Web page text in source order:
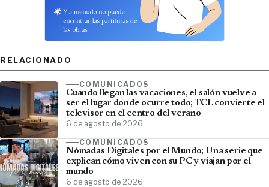
RELACIONADO
COMUNICADOS
Cuando llegan las vacaciones, el salón vuelve a
ser el lugar donde ocurre todo; TCL convierte el
televisor en el centro del verano
6 de agosto de 2026
COMUNICADOS
Nómadas Digitales por el Mundo; Una serie que
explican cómo viven con su PC y viajan por el
mundo
6 de agosto de 2026